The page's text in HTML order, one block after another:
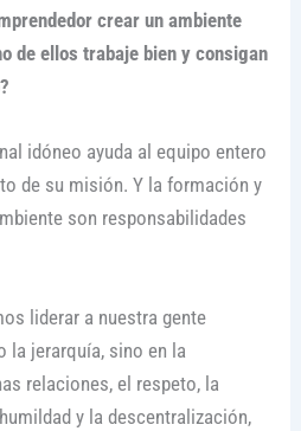
crear un ambiente
de ellos trabaje bien y consigan
idóneo ayuda al equipo entero
de su misión. Y la formación y
son responsabilidades
liderar a nuestra gente
la jerarquía, sino en la
relaciones, el respeto, la
y la descentralización,